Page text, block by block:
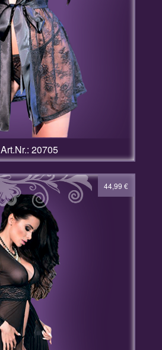
Art.Nr.: 20705
44,99 €